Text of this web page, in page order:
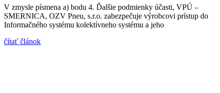
V zmysle písmena a) bodu 4. Ďalšie podmienky účasti, VPÚ –
SMERNICA, OZV Pneu, s.r.o. zabezpečuje výrobcovi prístup do
Informačného systému kolektívneho systému a jeho
čítať článok